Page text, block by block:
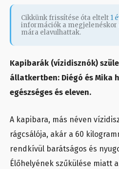
Cikkünk frissítése óta eltelt 1
információk a megjelenéskor
mára elavulhattak.
Kapibarák (vízidisznók)
állatkertben: Diégó és Mika
egészséges és eleven.
A kapibara, más néven
rágcsálója, akár a 60
rendkívül barátságos és
Élőhelyének szűkülése miatt